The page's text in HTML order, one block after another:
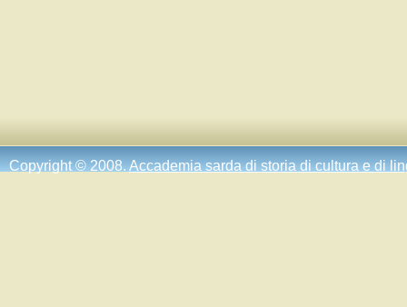
Copyright © 2008.Accademia sarda di storia di cultura e di